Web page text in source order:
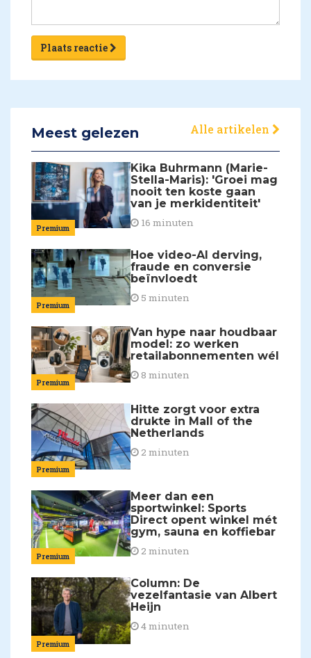
Plaats reactie
Meest gelezen Alle artikelen
Premium
Kika Buhrmann (Marie-
Stella-Maris): 'Groei mag
nooit ten koste gaan
van je merkidentiteit'
16 minuten
Premium
Hoe video-AI derving,
fraude en conversie
beïnvloedt
5 minuten
Premium
Van hype naar houdbaar
model: zo werken
retailabonnementen wél
8 minuten
Premium
Hitte zorgt voor extra
drukte in Mall of the
Netherlands
2 minuten
Premium
Meer dan een
sportwinkel: Sports
Direct opent winkel mét
gym, sauna en koffiebar
2 minuten
Premium
Column: De
vezelfantasie van Albert
Heijn
4 minuten